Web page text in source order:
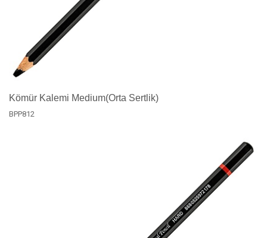
Kömür Kalemi Medium(Orta Sertlik)
BPP812